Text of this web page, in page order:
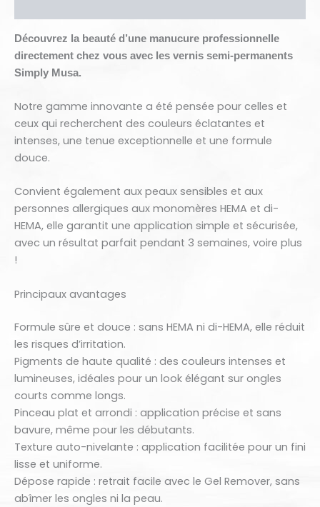
Découvrez la beauté d’une manucure professionnelle
directement chez vous avec les vernis semi-permanents
Simply Musa.
Notre gamme innovante a été pensée pour celles et
ceux qui recherchent des couleurs éclatantes et
intenses, une tenue exceptionnelle et une formule
douce.
Convient également aux peaux sensibles et aux
personnes allergiques aux monomères HEMA et di-
HEMA, elle garantit une application simple et sécurisée,
avec un résultat parfait pendant 3 semaines, voire plus
!
Principaux avantages
Formule sûre et douce : sans HEMA ni di-HEMA, elle réduit
les risques d’irritation.
Pigments de haute qualité : des couleurs intenses et
lumineuses, idéales pour un look élégant sur ongles
courts comme longs.
Pinceau plat et arrondi : application précise et sans
bavure, même pour les débutants.
Texture auto-nivelante : application facilitée pour un fini
lisse et uniforme.
Dépose rapide : retrait facile avec le Gel Remover, sans
abîmer les ongles ni la peau.